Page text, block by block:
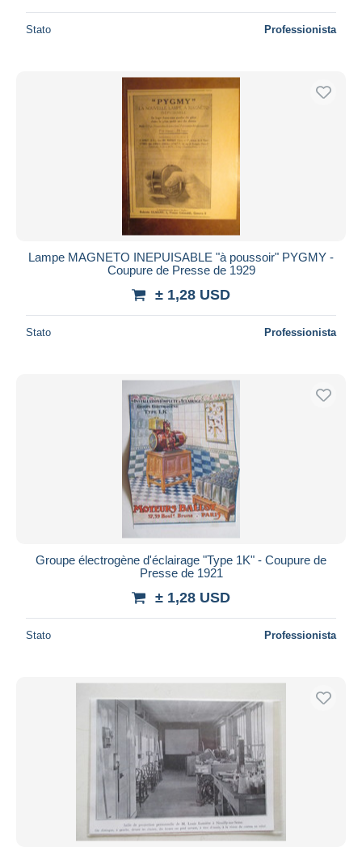
Stato Professionista
Lampe MAGNETO INEPUISABLE "à poussoir" PYGMY -
Coupure de Presse de 1929
± 1,28 USD
Stato Professionista
Groupe électrogène d'éclairage "Type 1K" - Coupure de
Presse de 1921
± 1,28 USD
Stato Professionista